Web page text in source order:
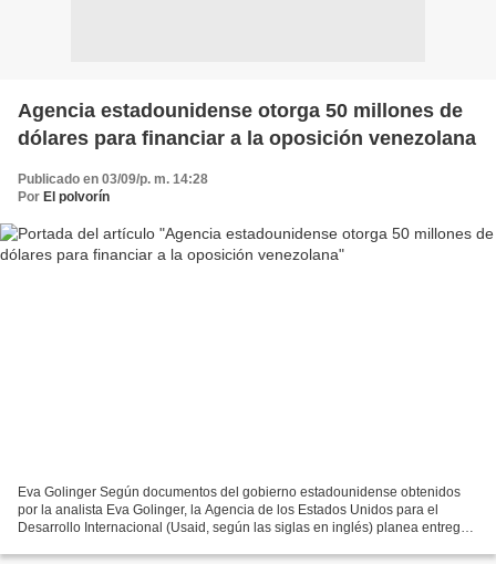
Agencia estadounidense otorga 50 millones de
dólares para financiar a la oposición venezolana
Publicado en 03/09/p. m. 14:28
Por El polvorín
Eva Golinger Según documentos del gobierno estadounidense obtenidos
por la analista Eva Golinger, la Agencia de los Estados Unidos para el
Desarrollo Internacional (Usaid, según las siglas en inglés) planea entregar